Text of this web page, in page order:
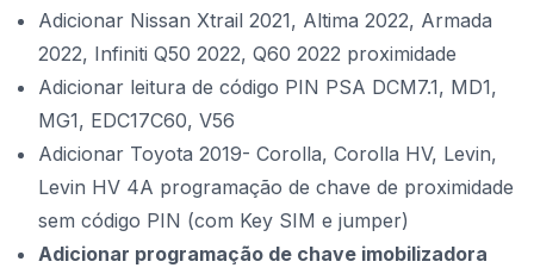
Adicionar Nissan Xtrail 2021, Altima 2022, Armada
2022, Infiniti Q50 2022, Q60 2022 proximidade
Adicionar leitura de código PIN PSA DCM7.1, MD1,
MG1, EDC17C60, V56
Adicionar Toyota 2019- Corolla, Corolla HV, Levin,
Levin HV 4A programação de chave de proximidade
sem código PIN (com Key SIM e jumper)
Adicionar programação de chave imobilizadora